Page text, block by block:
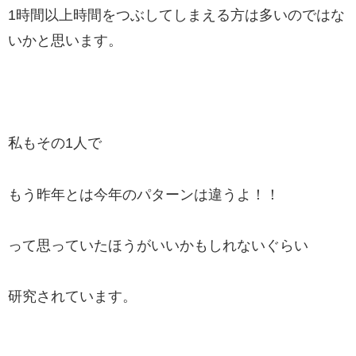
1時間以上時間をつぶしてしまえる方は多いのではな
いかと思います。
私もその1人で
もう昨年とは今年のパターンは違うよ！！
って思っていたほうがいいかもしれないぐらい
研究されています。